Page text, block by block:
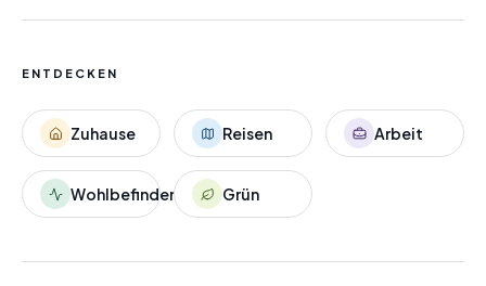
ENTDECKEN
Zuhause Reisen Arbeit
Wohlbefinden Grün